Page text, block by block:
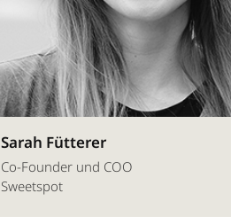
Sarah Fütterer
Co-Founder und COO
Sweetspot